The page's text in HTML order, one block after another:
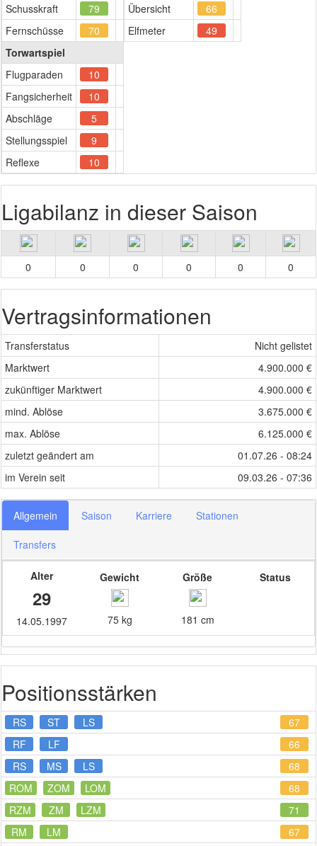
Schusskraft
79
Fernschüsse
70
Torwartspiel
Flugparaden
10
Fangsicherheit
10
Abschläge
5
Stellungsspiel
9
Reflexe
10
Übersicht
66
Elfmeter
49
Ligabilanz in dieser Saison
0 0 0 0 0 0
Vertragsinformationen
Transferstatus
Nicht gelistet
Marktwert
4.900.000 €
zukünftiger Marktwert
4.900.000 €
mind. Ablöse
3.675.000 €
max. Ablöse
6.125.000 €
zuletzt geändert am
01.07.26 - 08:24
im Verein seit
09.03.26 - 07:36
Allgemein Saison Karriere Stationen
Transfers
Alter
29
14.05.1997
Gewicht
75 kg
Größe
181 cm
Status
Positionsstärken
RS ST LS
67
RF
LF
66
RS
MS LS
68
ROM
ZOM LOM
68
RZM
ZM LZM
71
RM
LM
67